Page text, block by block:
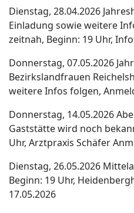
Dienstag, 28.04.2026
Einladung sowie weitere
zeitnah, Beginn: 19 Uhr,
Donnerstag, 07.05.2026
Bezirkslandfrauen
weitere Infos folgen,
Donnerstag, 14.05.2026
Gaststätte wird noch
Uhr, Arztpraxis Schäfer
Dienstag, 26.05.2026
Beginn: 19 Uhr,
17.05.2026